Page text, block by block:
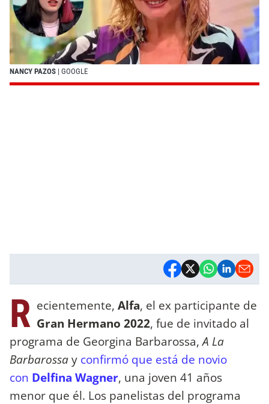
NANCY PAZOS | GOOGLE
R ecientemente, Alfa, el ex participante de
Gran Hermano 2022, fue de invitado al
programa de Georgina Barbarossa,A La
Barbarossay confirmó que está de novio
con Delfina Wagner, una joven 41 años
menor que él. Los panelistas del programa